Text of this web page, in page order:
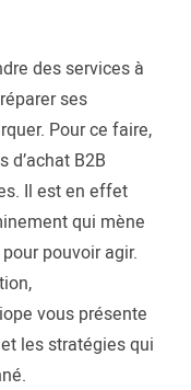
des services à
ses
Pour ce faire,
B2B
Il est en effet
qui mène
pouvoir agir.
vous présente
les stratégies qui